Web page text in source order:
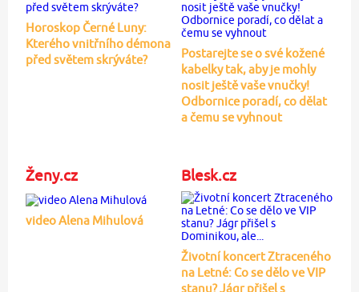
Horoskop Černé Luny:
Kterého vnitřního démona
před světem skrýváte?
Postarejte se o své kožené
kabelky tak, aby je mohly
nosit ještě vaše vnučky!
Odbornice poradí, co dělat
a čemu se vyhnout
Ženy.cz
video Alena Mihulová
Blesk.cz
Životní koncert Ztraceného
na Letné: Co se dělo ve VIP
stanu? Jágr přišel s